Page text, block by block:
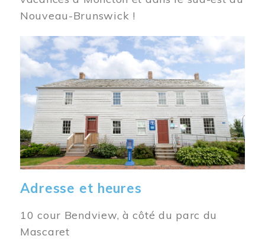
Nouveau-Brunswick !
Image
Adresse et heures
10 cour Bendview, à côté du parc du
Mascaret